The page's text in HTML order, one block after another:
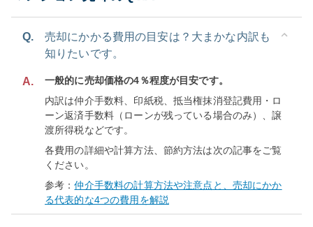
Q.
売却にかかる費用の目安は？大まかな内訳も
知りたいです。
A.
一般的に売却価格の4％程度が目安です。
内訳は仲介手数料、印紙税、抵当権抹消登記費用・ロ
ーン返済手数料（ローンが残っている場合のみ）、譲
渡所得税などです。
各費用の詳細や計算方法、節約方法は次の記事をご覧
ください。
参考：仲介手数料の計算方法や注意点と、売却にかか
る代表的な4つの費用を解説